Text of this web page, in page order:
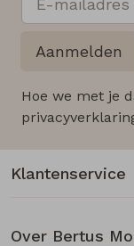
Aanmelden
Hoe we met je
Klantenservice
Over Bertus